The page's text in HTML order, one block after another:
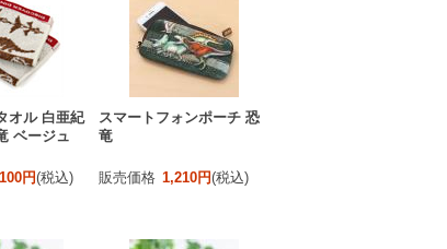
オル 白亜紀
ベージュ
円(税込)
スマートフォンポーチ 恐
竜
販売価格 1,210円(税込)